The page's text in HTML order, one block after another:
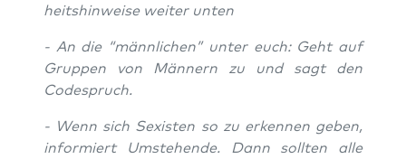
heits­hin­wei­se wei­ter unten
- An die “männ­li­chen” unter euch: Geht auf
Grup­pen von Män­nern zu und sagt den
Codespruch.
- Wenn sich Sexis­ten so zu erken­nen geben,
infor­miert Umste­hen­de. Dann soll­ten alle